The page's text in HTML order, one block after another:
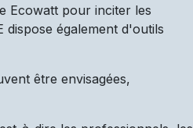
Ecowatt pour inciter les
également d'outils
être envisagées,